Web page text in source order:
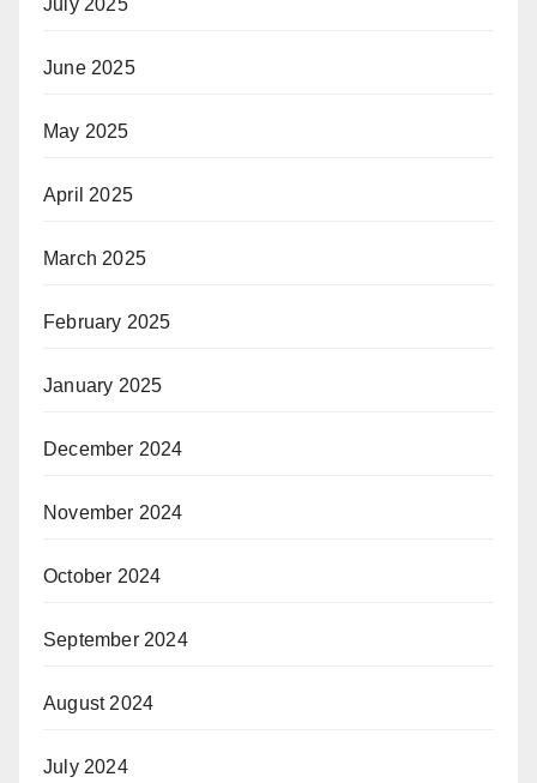
July 2025
June 2025
May 2025
April 2025
March 2025
February 2025
January 2025
December 2024
November 2024
October 2024
September 2024
August 2024
July 2024